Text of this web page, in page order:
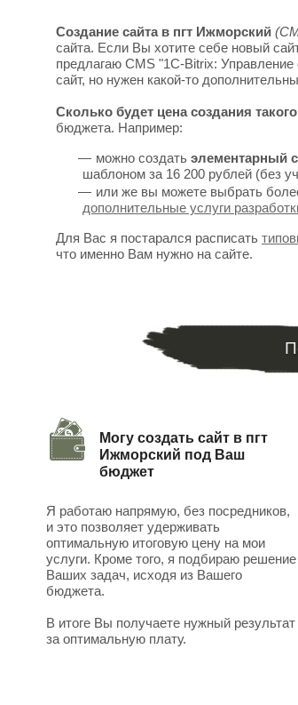
Создание сайта в пгт Ижморский
сайта. Если Вы хотите себе новый
предлагаю CMS "1C-Bitrix:
сайт, но нужен какой-то
Сколько будет цена создания
бюджета. Например:
можно создать элементарный
шаблоном за 16 200 рублей (без
или же вы можете выбрать
дополнительные услуги
Для Вас я постарался расписать
что именно Вам нужно на сайте.
Могу создать сайт в пгт
Ижморский под Ваш
бюджет
Я работаю напрямую, без посредников,
и это позволяет удерживать
оптимальную итоговую цену на мои
услуги. Кроме того, я подбираю решение
Ваших задач, исходя из Вашего
бюджета.
В итоге Вы получаете нужный результат
за оптимальную плату.